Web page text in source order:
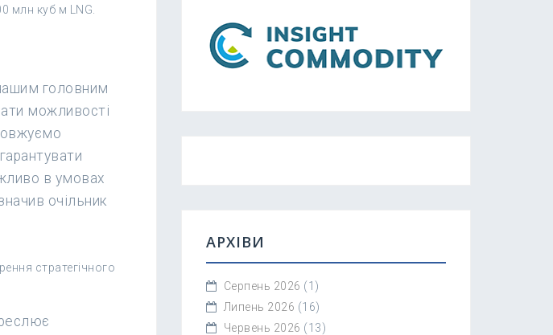
млн куб м LNG.
головним
можливості
в умовах
очільник
стратегічного
АРХІВИ
Серпень 2026 (1)
Липень 2026 (16)
Червень 2026 (13)